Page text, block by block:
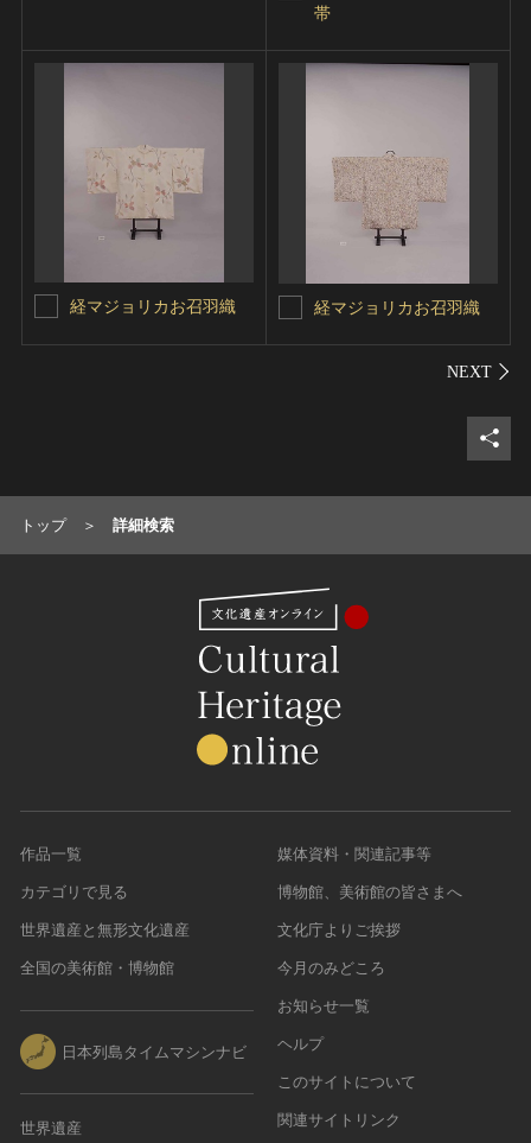
帯
経マジョリカお召羽織 経マジョリカお召羽織
シェ
トップ 詳細検索
作品一覧
カテゴリで見る
世界遺産と無形文化遺産
全国の美術館・博物館
日本列島タイムマシンナビ
世界遺産
媒体資料・関連記事等
博物館、美術館の皆さまへ
文化庁よりご挨拶
今月のみどころ
お知らせ一覧
ヘルプ
このサイトについて
関連サイトリンク